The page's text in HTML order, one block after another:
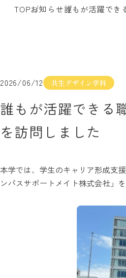
TOPお知らせ誰もが活躍でき
2026/06/12 共生デザイン学科
誰もが活躍できる
を訪問しました
本学では、学生のキャリア形成支
ンパスサポートメイト株式会社」